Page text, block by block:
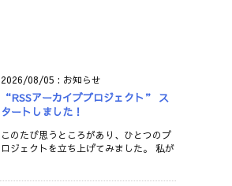
2026/08/05 : お知らせ
“RSSアーカイブプロジェクト” ス
タートしました！
このたび思うところがあり、ひとつのプ
ロジェクトを立ち上げてみました。 私が